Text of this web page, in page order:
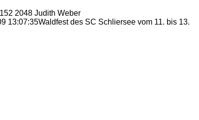
2048 Judith Weber
13:07:35Waldfest des SC Schliersee vom 11. bis 13.